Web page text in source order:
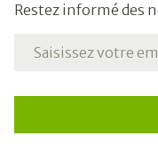
Restez informé des
Adresse mail